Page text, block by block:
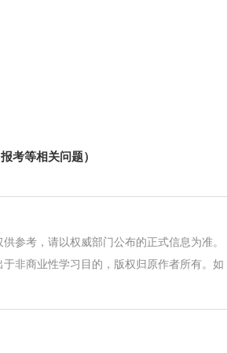
考等相关问题）
参考，请以权威部门公布的正式信息为准。
非商业性学习目的，版权归原作者所有。如